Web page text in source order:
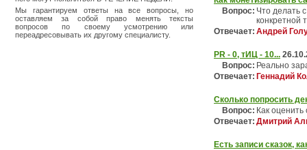
Мы гарантируем ответы на все вопросы, но
оставляем за собой право менять тексты
вопросов по своему усмотрению или
переадресовывать их другому специалисту.
Вопрос: Что делать
конкретной
Отвечает: Андрей
PR - 0, тИЦ - 10...
Вопрос: Реально
Отвечает: Геннадий
Cколько попросить
Вопрос: Как
Отвечает: Дмитрий
Есть записи сказок,